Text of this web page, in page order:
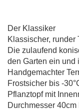
Der Klassiker
Klassischer, runder
Die zulaufend
den Garten ein und
Handgemachter
Frostsicher bis -
Pflanztopf mit
Durchmesser